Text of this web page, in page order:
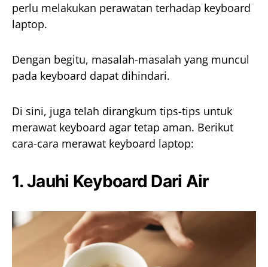
perlu melakukan perawatan terhadap keyboard
laptop.
Dengan begitu, masalah-masalah yang muncul
pada keyboard dapat dihindari.
Di sini, juga telah dirangkum tips-tips untuk
merawat keyboard agar tetap aman. Berikut
cara-cara merawat keyboard laptop:
1. Jauhi Keyboard Dari Air